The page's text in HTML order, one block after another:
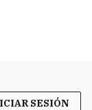
SESIÓN